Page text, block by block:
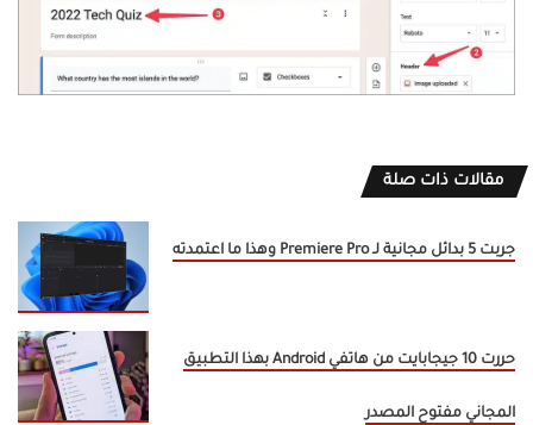
مقالات ذات صلة
جربت 5 بدائل مجانية لـ Premiere Pro وهذا ما اعتمدته
حررت 10 جيجابايت من هاتفي Android بهذا التطبيق
المجاني مفتوح المصدر